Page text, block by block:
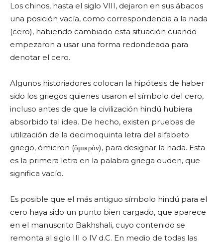
Los chinos, hasta el siglo VIII, dejaron en sus ábacos
una posición vacía, como correspondencia a la nada
(cero), habiendo cambiado esta situación cuando
empezaron a usar una forma redondeada para
denotar el cero.
Algunos historiadores colocan la hipótesis de haber
sido los griegos quienes usaron el símbolo del cero,
incluso antes de que la civilización hindú hubiera
absorbido tal idea. De hecho, existen pruebas de
utilización de la decimoquinta letra del alfabeto
griego, ómicron (ὂμικρόν), para designar la nada. Esta
es la primera letra en la palabra griega ouden, que
significa vacío.
Es posible que el más antiguo símbolo hindú para el
cero haya sido un punto bien cargado, que aparece
en el manuscrito Bakhshali, cuyo contenido se
remonta al siglo III o IV d.C. En medio de todas las